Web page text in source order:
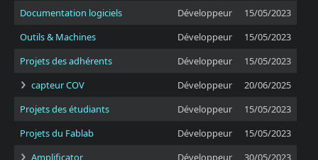
Documentation logiciels
Développeur
15/05/2023
Outils & Machines
Développeur
15/05/2023
Projets des adhérents
Développeur
15/05/2023
capteur COV
Développeur
20/06/2025
Projets des étudiants
Développeur
15/05/2023
Projets du Fablab
Développeur
15/05/2023
Amplificator
Développeur 30/05/2023